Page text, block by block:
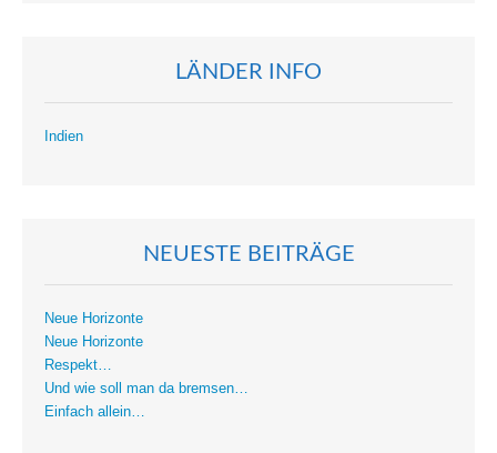
LÄNDER INFO
Indien
NEUESTE BEITRÄGE
Neue Horizonte
Neue Horizonte
Respekt…
Und wie soll man da bremsen…
Einfach allein…